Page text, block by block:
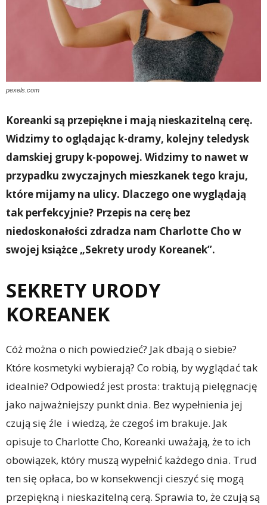
pexels.com
Koreanki są przepiękne i mają nieskazitelną cerę.
Widzimy to oglądając k-dramy, kolejny teledysk
damskiej grupy k-popowej. Widzimy to nawet w
przypadku zwyczajnych mieszkanek tego kraju,
które mijamy na ulicy. Dlaczego one wyglądają
tak perfekcyjnie? Przepis na cerę bez
niedoskonałości zdradza nam Charlotte Cho w
swojej książce „Sekrety urody Koreanek”.
SEKRETY URODY
KOREANEK
Cóż można o nich powiedzieć? Jak dbają o siebie?
Które kosmetyki wybierają? Co robią, by wyglądać tak
idealnie? Odpowiedź jest prosta: traktują pielęgnację
jako najważniejszy punkt dnia. Bez wypełnienia jej
czują się źle i wiedzą, że czegoś im brakuje. Jak
opisuje to Charlotte Cho, Koreanki uważają, że to ich
obowiązek, który muszą wypełnić każdego dnia. Trud
ten się opłaca, bo w konsekwencji cieszyć się mogą
przepiękną i nieskazitelną cerą. Sprawia to, że czują są